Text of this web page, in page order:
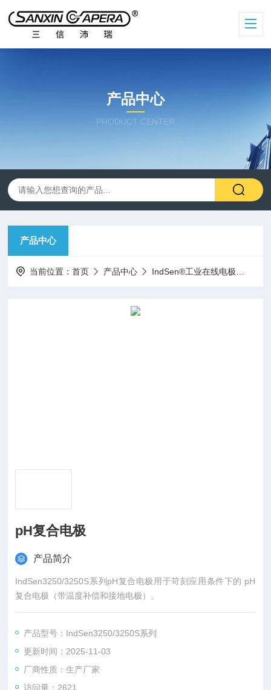
产品中心
PRODUCT CENTER
产品中心
当前位置：首页 产品中心 IndSen®工业在线电极
pH复合电极
产品简介
IndSen3250/3250S系列pH复合电极用于苛刻应用条件下的 pH
复合电极（带温度补偿和接地电极）。
产品型号：IndSen3250/3250S系列
更新时间：2025-11-03
厂商性质：生产厂家
访问量：2621